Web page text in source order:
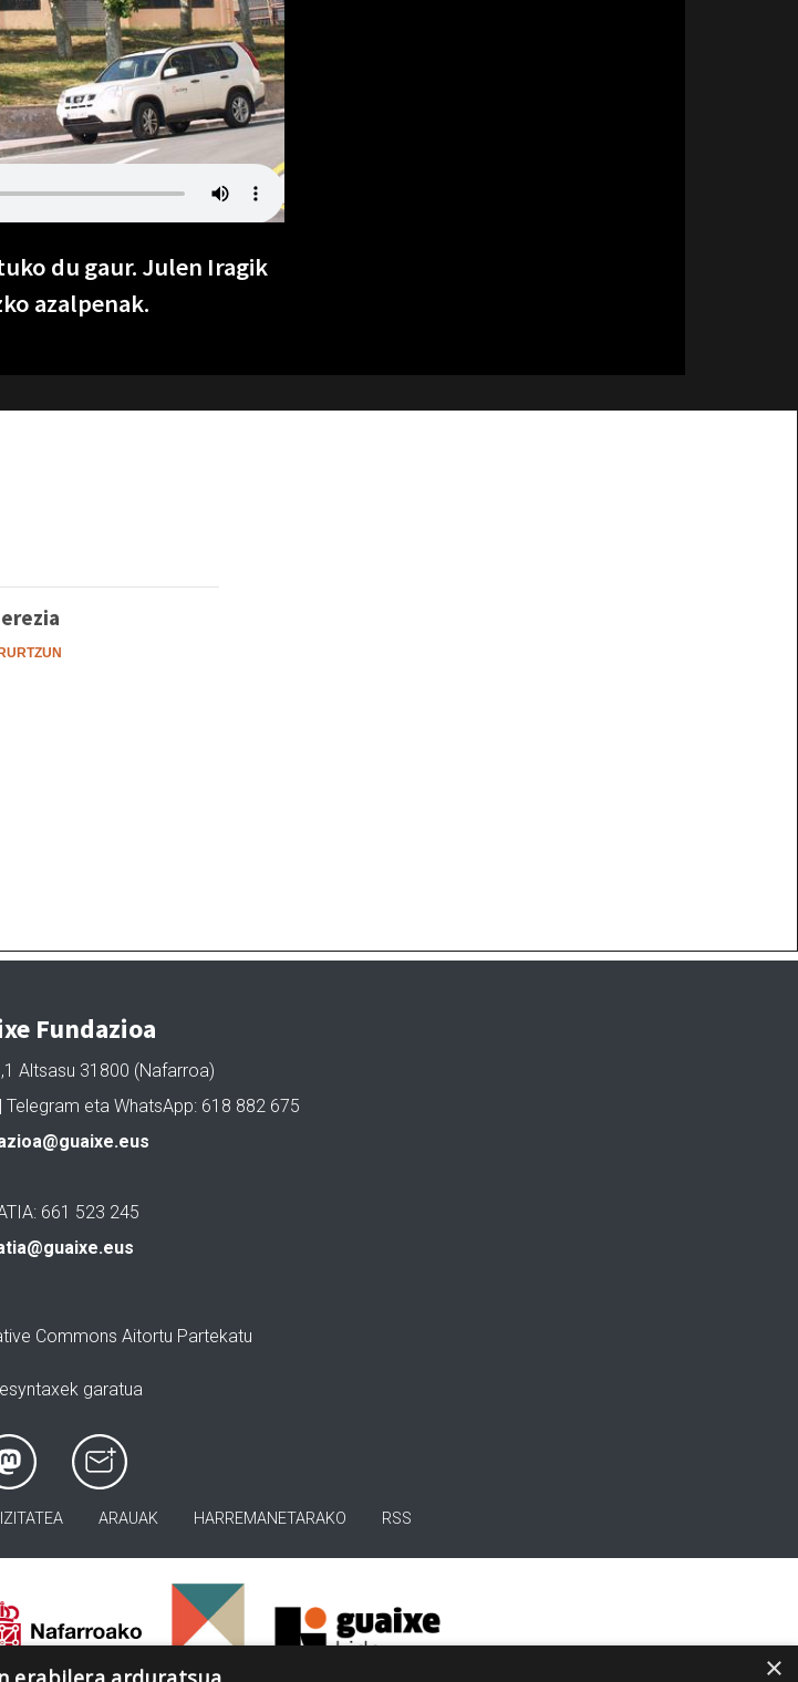
du gaur. Julen Iragik
azalpenak.
Fundazioa
Altsasu 31800 (Nafarroa)
eta WhatsApp: 618 882 675
661 523 245
Commons Aitortu Partekatu
garatua
ARAUAK HARREMANETARAKO RSS
×